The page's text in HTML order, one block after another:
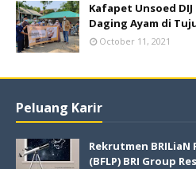
Kafapet Unsoed
Daging Ayam di
October 11, 2021
Peluang Karir
Rekrutmen
(BFLP) BRI Group